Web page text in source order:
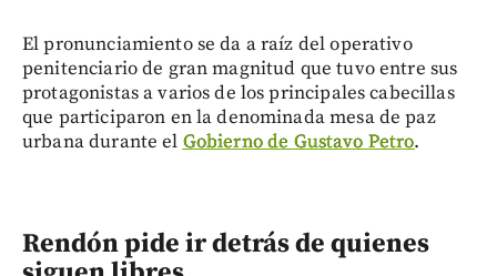
El pronunciamiento se da a raíz del operativo
penitenciario de gran magnitud que tuvo entre sus
protagonistas a varios de los principales cabecillas
que participaron en la denominada mesa de paz
urbana durante el Gobierno de Gustavo Petro.
Rendón pide ir detrás de quienes